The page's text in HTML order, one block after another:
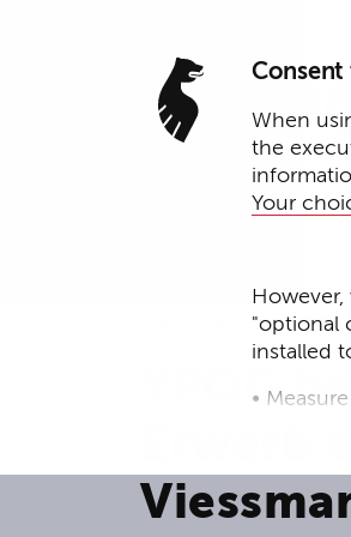
Consent
When
the
Your
"optional
installed
•
• Track
28. Oktober 2024
YPOG